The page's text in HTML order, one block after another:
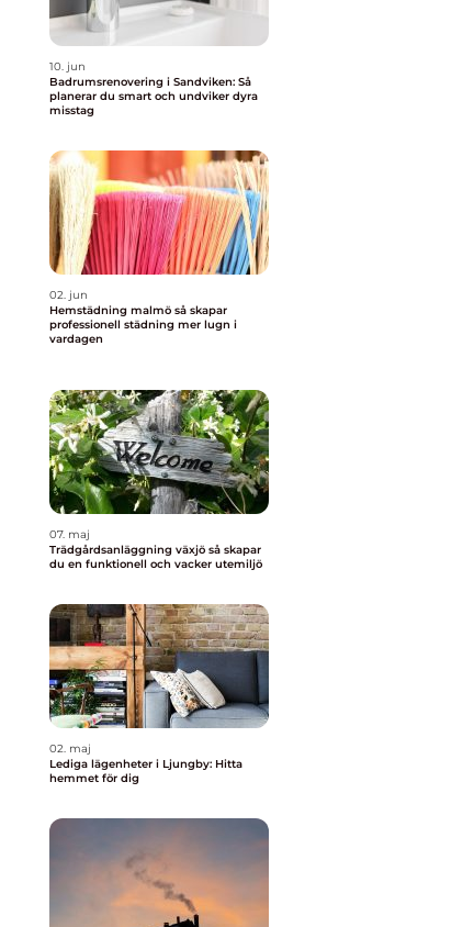
10. jun
Badrumsrenovering i Sandviken: Så
planerar du smart och undviker dyra
misstag
02. jun
Hemstädning malmö så skapar
professionell städning mer lugn i
vardagen
07. maj
Trädgårdsanläggning växjö så skapar
du en funktionell och vacker utemiljö
02. maj
Lediga lägenheter i Ljungby: Hitta
hemmet för dig